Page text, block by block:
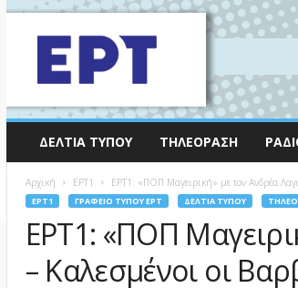
ΔΕΛΤΊΑ ΤΎΠΟΥ ΤΗΛΕΌΡΑΣΗ
Αρχική EΡΤ1 ΕΡΤ1: «ΠΟΠ Μαγειρική» με τον Ανδρέα
EΡΤ1 ΓΡΑΦΕΊΟ ΤΎΠΟΥ ΕΡΤ ΔΕΛΤΊΑ ΤΎΠΟΥ
ΕΡΤ1: «ΠΟΠ
– Καλεσμένοι οι